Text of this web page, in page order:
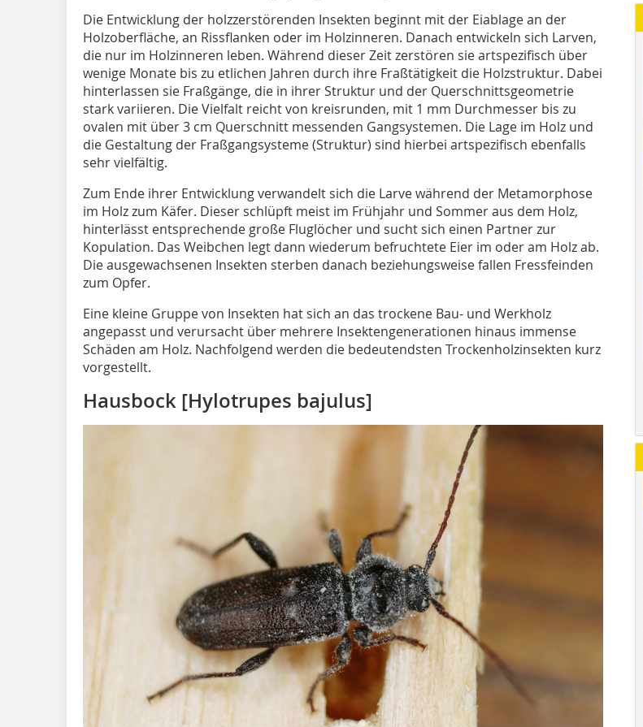
Die Entwicklung der holzzerstörenden Insekten beginnt mit der Eiablage an der
Holzoberfläche, an Rissflanken oder im Holzinneren. Danach entwickeln sich Larven,
die nur im Holzinneren leben. Während dieser Zeit zerstören sie artspezifisch über
wenige Monate bis zu etlichen Jahren durch ihre Fraßtätigkeit die Holzstruktur. Dabei
hinterlassen sie Fraßgänge, die in ihrer Struktur und der Querschnittsgeometrie
stark variieren. Die Vielfalt reicht von kreisrunden, mit 1 mm Durchmesser bis zu
ovalen mit über 3 cm Querschnitt messenden Gangsystemen. Die Lage im Holz und
die Gestaltung der Fraßgangsysteme (Struktur) sind hierbei artspezifisch ebenfalls
sehr vielfältig.
Zum Ende ihrer Entwicklung verwandelt sich die Larve während der Metamorphose
im Holz zum Käfer. Dieser schlüpft meist im Frühjahr und Sommer aus dem Holz,
hinterlässt entsprechende große Fluglöcher und sucht sich einen Partner zur
Kopulation. Das Weibchen legt dann wiederum befruchtete Eier im oder am Holz ab.
Die ausgewachsenen Insekten sterben danach beziehungsweise fallen Fressfeinden
zum Opfer.
Eine kleine Gruppe von Insekten hat sich an das trockene Bau- und Werkholz
angepasst und verursacht über mehrere Insektengenerationen hinaus immense
Schäden am Holz. Nachfolgend werden die bedeutendsten Trockenholzinsekten kurz
vorgestellt.
Hausbock [Hylotrupes bajulus]